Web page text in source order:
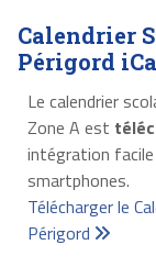
Calendrier
Périgord
Le calendrier
Zone A est
intégration
smartphones.
Télécharger le
Périgord